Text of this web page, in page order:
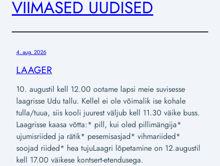
VIIMASED UUDISED
4. aug. 2026
LAAGER
10. augustil kell 12.00 ootame lapsi meie suvisesse
laagrisse Udu tallu. Kellel ei ole võimalik ise kohale
tulla/tuua, siis kooli juurest väljub kell 11.30 väike buss.
Laagrisse kaasa võtta:* pill, kui oled pillimängija*
ujumisriided ja rätik* pesemisasjad* vihmariided*
soojad riided* hea tujuLaagri lõpetamine on 12.augustil
kell 17.00 väikese kontsert-etendusega.